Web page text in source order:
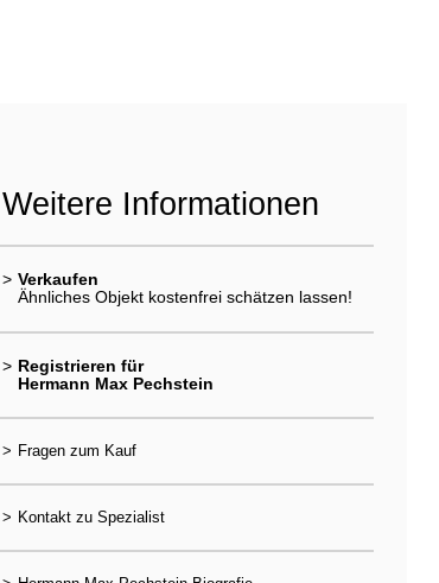
Weitere Informationen
> Verkaufen
Ähnliches Objekt kostenfrei schätzen lassen!
> Registrieren für
Hermann Max Pechstein
> Fragen zum Kauf
> Kontakt zu Spezialist